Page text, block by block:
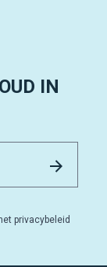
IN
privacybeleid